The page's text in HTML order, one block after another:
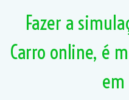
Fazer a
Carro online, é
em